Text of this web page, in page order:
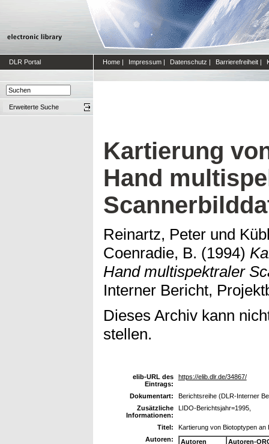
DLR Portal Home | Impressum | Datenschutz | Barrierefreiheit |
Erweiterte Suche
Kartierung
Hand
Reinartz, Peter und
Coenradie, B. (1994)
Hand multispektraler
Interner Bericht,
Dieses Archiv kann
stellen.
elib-URL des
Eintrags:
https://elib.dlr.de/34867/
Dokumentart:
Berichtsreihe (DLR-Interner
Zusätzliche
Informationen:
LIDO-Berichtsjahr=1995,
Titel:
Kartierung von Biotoptypen an
Autoren:
Autoren
Autoren-